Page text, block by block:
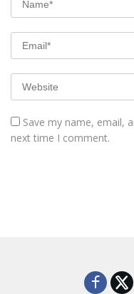
Save my name, email,
next time I comment.